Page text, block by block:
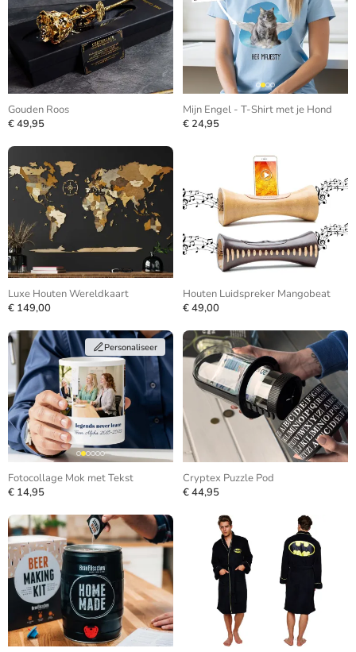
Gouden Roos
€ 49,95
Mijn Engel - T-Shirt met je Hond
€ 24,95
Luxe Houten Wereldkaart
€ 149,00
Houten Luidspreker Mangobeat
€ 49,00
Personaliseer
Fotocollage Mok met Tekst
€ 14,95
Cryptex Puzzle Pod
€ 44,95